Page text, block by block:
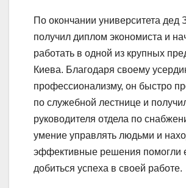
По окончании университета дед
получил диплом экономиста и
работать в одной из крупных
Киева. Благодаря своему
профессионализму, он быстро
по служебной лестнице и
руководителя отдела по
умение управлять людьми и
эффективные решения помогли
добиться успеха в своей работе.